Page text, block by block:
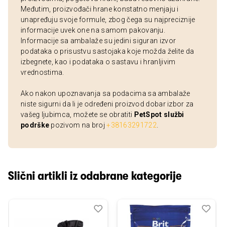
Međutim, proizvođači hrane konstatno menjaju i
unapređuju svoje formule, zbog čega su najpreciznije
informacije uvek one na samom pakovanju.
Informacije sa ambalaže su jedini siguran izvor
podataka o prisustvu sastojaka koje možda želite da
izbegnete, kao i podataka o sastavu i hranljivim
vrednostima.
Ako nakon upoznavanja sa podacima sa ambalaže
niste sigurni da li je određeni proizvod dobar izbor za
vašeg ljubimca, možete se obratiti PetSpot službi
podrške pozivom na broj+38163291722
Slični artikli iz odabrane kategorije
Dodaj
Uporedi